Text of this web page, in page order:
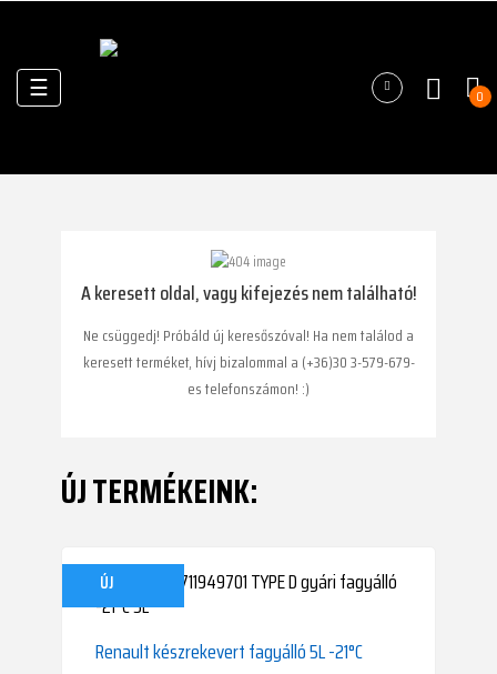
Váltás
a
☰ 0
A keresett oldal, vagy kifejezés nem található!
Ne csüggedj! Próbáld új keresőszóval! Ha nem találod a
keresett terméket, hívj bizalommal a (+36)30 3-579-679-
es telefonszámon! :)
ÚJ TERMÉKEINK:
ÚJ
Renault készrekevert fagyálló 5L -21°C